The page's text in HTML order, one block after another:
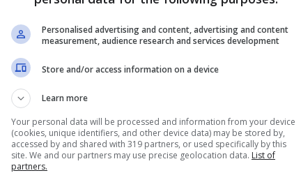
a pezzi e frullatele con un po’ di succo di
passino fine per eliminare i semini delle
Personalised advertising and content, advertising and content
measurement, audience research and services development
Store and/or access information on a device
Learn more
Your personal data will be processed and information from your device
(cookies, unique identifiers, and other device data) may be stored by,
accessed by and shared with 319 partners, or used specifically by this
site. We and our partners may use precise geolocation data. List of
partners.